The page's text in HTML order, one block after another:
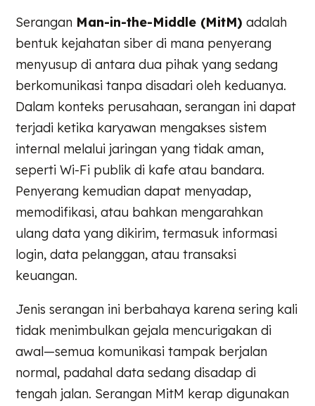
Serangan Man-in-the-Middle (MitM) adalah
bentuk kejahatan siber di mana penyerang
menyusup di antara dua pihak yang sedang
berkomunikasi tanpa disadari oleh keduanya.
Dalam konteks perusahaan, serangan ini dapat
terjadi ketika karyawan mengakses sistem
internal melalui jaringan yang tidak aman,
seperti Wi-Fi publik di kafe atau bandara.
Penyerang kemudian dapat menyadap,
memodifikasi, atau bahkan mengarahkan
ulang data yang dikirim, termasuk informasi
login, data pelanggan, atau transaksi
keuangan.
Jenis serangan ini berbahaya karena sering kali
tidak menimbulkan gejala mencurigakan di
awal—semua komunikasi tampak berjalan
normal, padahal data sedang disadap di
tengah jalan. Serangan MitM kerap digunakan